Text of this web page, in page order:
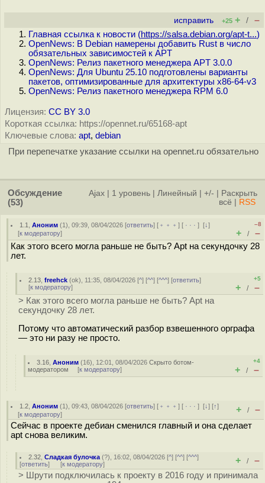
исправить +25 + / –
Главная ссылка к новости (https://salsa.debian.org/apt-t...)
OpenNews: В Debian намерены добавить Rust в число
обязательных зависимостей к APT
OpenNews: Релиз пакетного менеджера APT 3.0.0
OpenNews: Для Ubuntu 25.10 подготовлены варианты
пакетов, оптимизированные для архитектуры x86-64-v3
OpenNews: Релиз пакетного менеджера RPM 6.0
Лицензия: CC BY 3.0
Короткая ссылка: https://opennet.ru/65168-apt
Ключевые слова: apt, debian
При перепечатке указание ссылки на opennet.ru обязательно
Обсуждение
(53)
Ajax 1 уровень Линейный +/-
Раскрыть
всё
RSS
1.1 ,Аноним (1), 09:39, 08/04/2026 [ответить] [ ﹢﹢﹢] [ · · ·][↓]
[к модератору]
–8
+ / –
Как этого всего могла раньше не быть? Apt на секундочку 28
лет.
2.13 ,freehck (ok), 11:35, 08/04/2026 [^] [^^] [^^^] [ответить]
[к модератору]
+5
+ / –
> Как этого всего могла раньше не быть? Apt на
секундочку 28 лет.
Потому что автоматический разбор взвешенного орграфа
— это ни разу не просто.
3.16 ,Аноним (16), 12:01, 08/04/2026Скрыто ботом-
модератором [к модератору]
+4
+ / –
1.2 ,Аноним (1), 09:43, 08/04/2026 [ответить] [ ﹢﹢﹢] [ · · ·][↓] [↑]
[к модератору] + / –
Сейчас в проекте дебиан сменился главный и она сделает
apt снова великим.
2.32 ,Сладкая булочка (?), 16:02, 08/04/2026 [^] [^^] [^^^]
[ответить] [к модератору] + / –
> Шрути подключилась к проекту в 2016 году и принимала